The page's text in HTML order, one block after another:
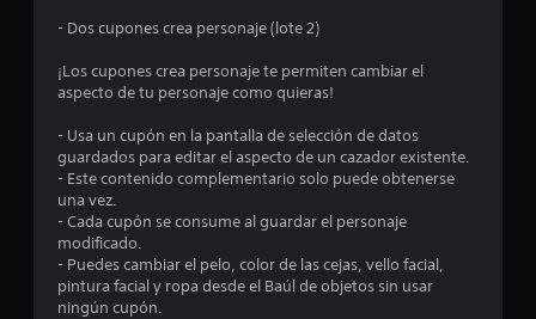
- Dos cupones crea personaje (lote 2)
¡Los cupones crea personaje te permiten cambiar el
aspecto de tu personaje como quieras!
- Usa un cupón en la pantalla de selección de datos
guardados para editar el aspecto de un cazador existente.
- Este contenido complementario solo puede obtenerse
una vez.
- Cada cupón se consume al guardar el personaje
modificado.
- Puedes cambiar el pelo, color de las cejas, vello facial,
pintura facial y ropa desde el Baúl de objetos sin usar
ningún cupón.